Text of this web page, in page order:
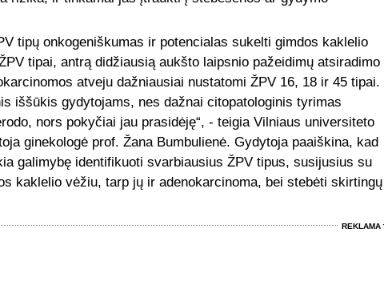
tipų onkogeniškumas ir potencialas sukelti gimdos kaklelio
tipai, antrą didžiausią aukšto laipsnio pažeidimų atsiradimo
atveju dažniausiai nustatomi ŽPV 16, 18 ir 45 tipai.
iššūkis gydytojams, nes dažnai citopatologinis tyrimas
nors pokyčiai jau prasidėję“, - teigia Vilniaus universiteto
ginekologė prof. Žana Bumbulienė. Gydytoja paaiškina, kad
galimybę identifikuoti svarbiausius ŽPV tipus, susijusius su
kaklelio vėžiu, tarp jų ir adenokarcinoma, bei stebėti skirtingų
REKLAMA